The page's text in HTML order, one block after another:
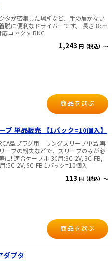
タが密集した場所など、手の届かない
に便利なドライバーです。 長さ:8cm
コネクタ:BNC
1,243 円（税込）～
商品を選ぶ
ブ 単品販売 【1パック=10個入】
型プラグ用 リングスリーブ単品 再
ーブの紛失などで、スリーブのみが必
2V, 3C-FB,
3C-FV 5C用:5C-2V, 5C-FB 1パック=10個入
113 円（税込）～
商品を選ぶ
ダプタ